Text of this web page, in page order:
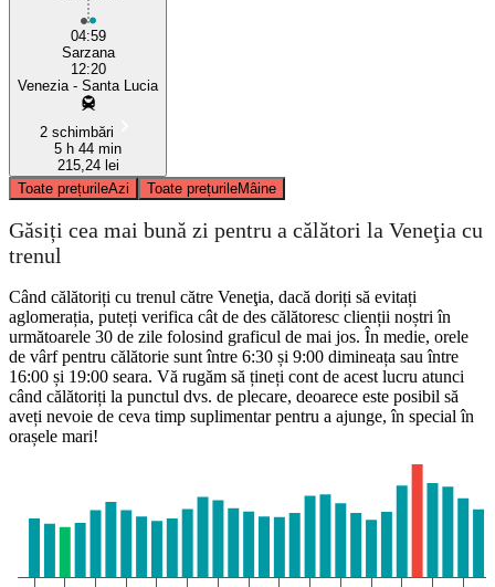
04:59
Sarzana
12:20
Venezia - Santa Lucia
2 schimbări
5 h 44 min
215,24 lei
Toate prețurileAzi Toate prețurileMâine
Găsiți cea mai bună zi pentru a călători la Veneţia cu
trenul
Când călătoriți cu trenul către Veneţia, dacă doriți să evitați
aglomerația, puteți verifica cât de des călătoresc clienții noștri în
următoarele 30 de zile folosind graficul de mai jos. În medie, orele
de vârf pentru călătorie sunt între 6:30 și 9:00 dimineața sau între
16:00 și 19:00 seara. Vă rugăm să țineți cont de acest lucru atunci
când călătoriți la punctul dvs. de plecare, deoarece este posibil să
aveți nevoie de ceva timp suplimentar pentru a ajunge, în special în
orașele mari!